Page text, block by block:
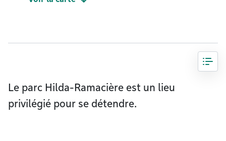
Le parc Hilda-Ramacière est un lieu
privilégié pour se détendre.